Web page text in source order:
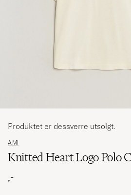
AMI
Knitted Heart Logo Polo
,-
Produktet er dessverre utsolgt.